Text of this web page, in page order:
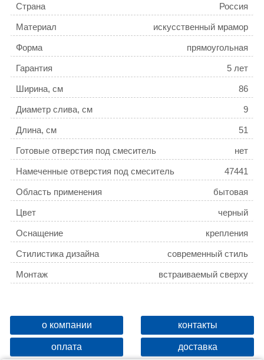
Страна Россия
Материал искусственный мрамор
Форма прямоугольная
Гарантия 5 лет
Ширина, см 86
Диаметр слива, см 9
Длина, см 51
Готовые отверстия под смеситель нет
Намеченные отверстия под смеситель 47441
Область применения бытовая
Цвет черный
Оснащение крепления
Стилистика дизайна современный стиль
Монтаж встраиваемый сверху
о компании контакты
оплата доставка